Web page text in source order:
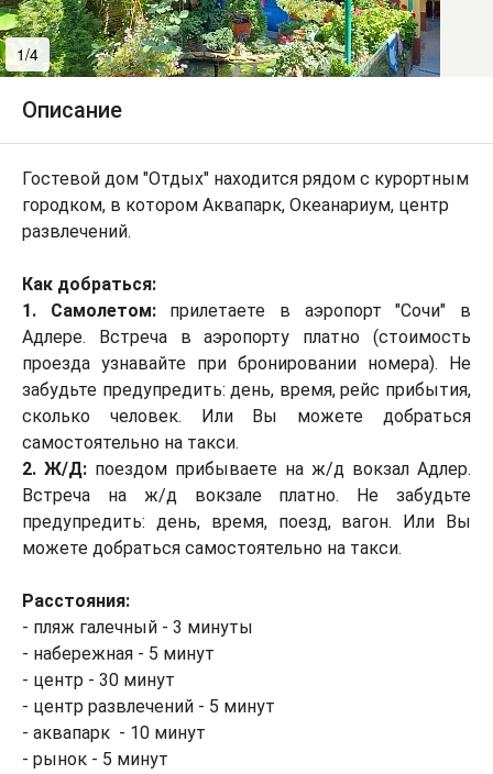
1/4
Описание
Гостевой дом "Отдых" находится рядом с курортным
городком, в котором Аквапарк, Океанариум, центр
развлечений.
Как добраться:
1. Самолетом:прилетаете в аэропорт "Сочи" в
Адлере. Встреча в аэропорту платно (стоимость
проезда узнавайте при бронировании номера). Не
забудьте предупредить: день, время, рейс прибытия,
сколько человек. Или Вы можете добраться
самостоятельно на такси.
2. Ж/Д: поездом прибываете на ж/д вокзал Адлер.
Встреча на ж/д вокзале платно. Не забудьте
предупредить: день, время, поезд, вагон. Или Вы
можете добраться самостоятельно на такси.
Расстояния:
- пляж галечный - 3 минуты
- набережная - 5 минут
- центр - 30 минут
- центр развлечений - 5 минут
- аквапарк - 10 минут
- рынок - 5 минут